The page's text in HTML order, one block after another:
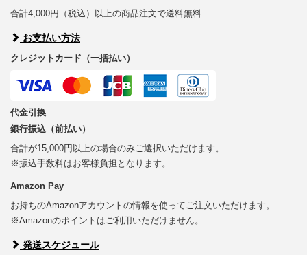
合計4,000円（税込）以上の商品注文で送料無料
お支払い方法
クレジットカード（一括払い）
代金引換
銀行振込（前払い）
合計が15,000円以上の場合のみご選択いただけます。
※振込手数料はお客様負担となります。
Amazon Pay
お持ちのAmazonアカウントの情報を使ってご注文いただけます。
※Amazonのポイントはご利用いただけません。
発送スケジュール